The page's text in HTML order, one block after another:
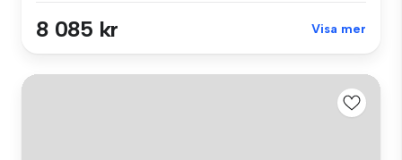
8 085 kr Visa mer